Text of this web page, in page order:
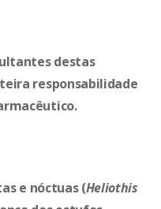
destas
responsabilidade
e nóctuas (Heliothis